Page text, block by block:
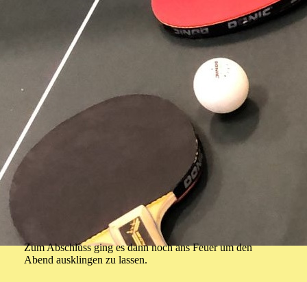
Zum Abschluss ging es dann noch ans Feuer um den
Abend ausklingen zu lassen.